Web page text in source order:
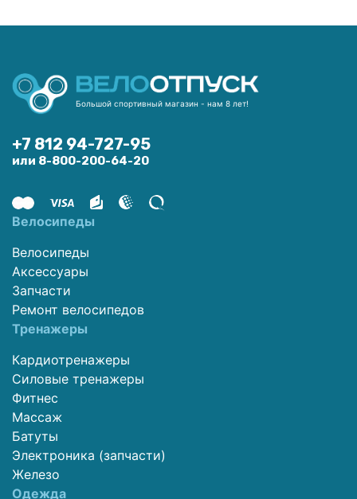
Большой спортивный магазин - нам 8 лет!
+7 812 94-727-95
или 8-800-200-64-20
Велосипеды
Велосипеды
Аксессуары
Запчасти
Ремонт велосипедов
Тренажеры
Кардиотренажеры
Силовые тренажеры
Фитнес
Массаж
Батуты
Электроника (запчасти)
Железо
Одежда